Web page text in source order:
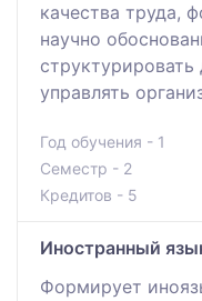
качества труда,
научно
управлять
Год обучения - 1
Семестр - 2
Кредитов - 5
Иностранный
Формирует